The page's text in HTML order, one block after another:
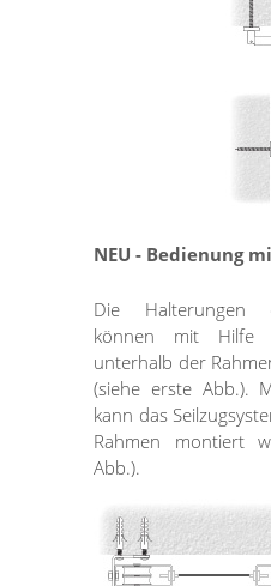
NEU - Bedienung
Die Halterungen
können mit Hilfe
unterhalb der
(siehe erste Abb.).
kann das
Rahmen montiert
Abb.).